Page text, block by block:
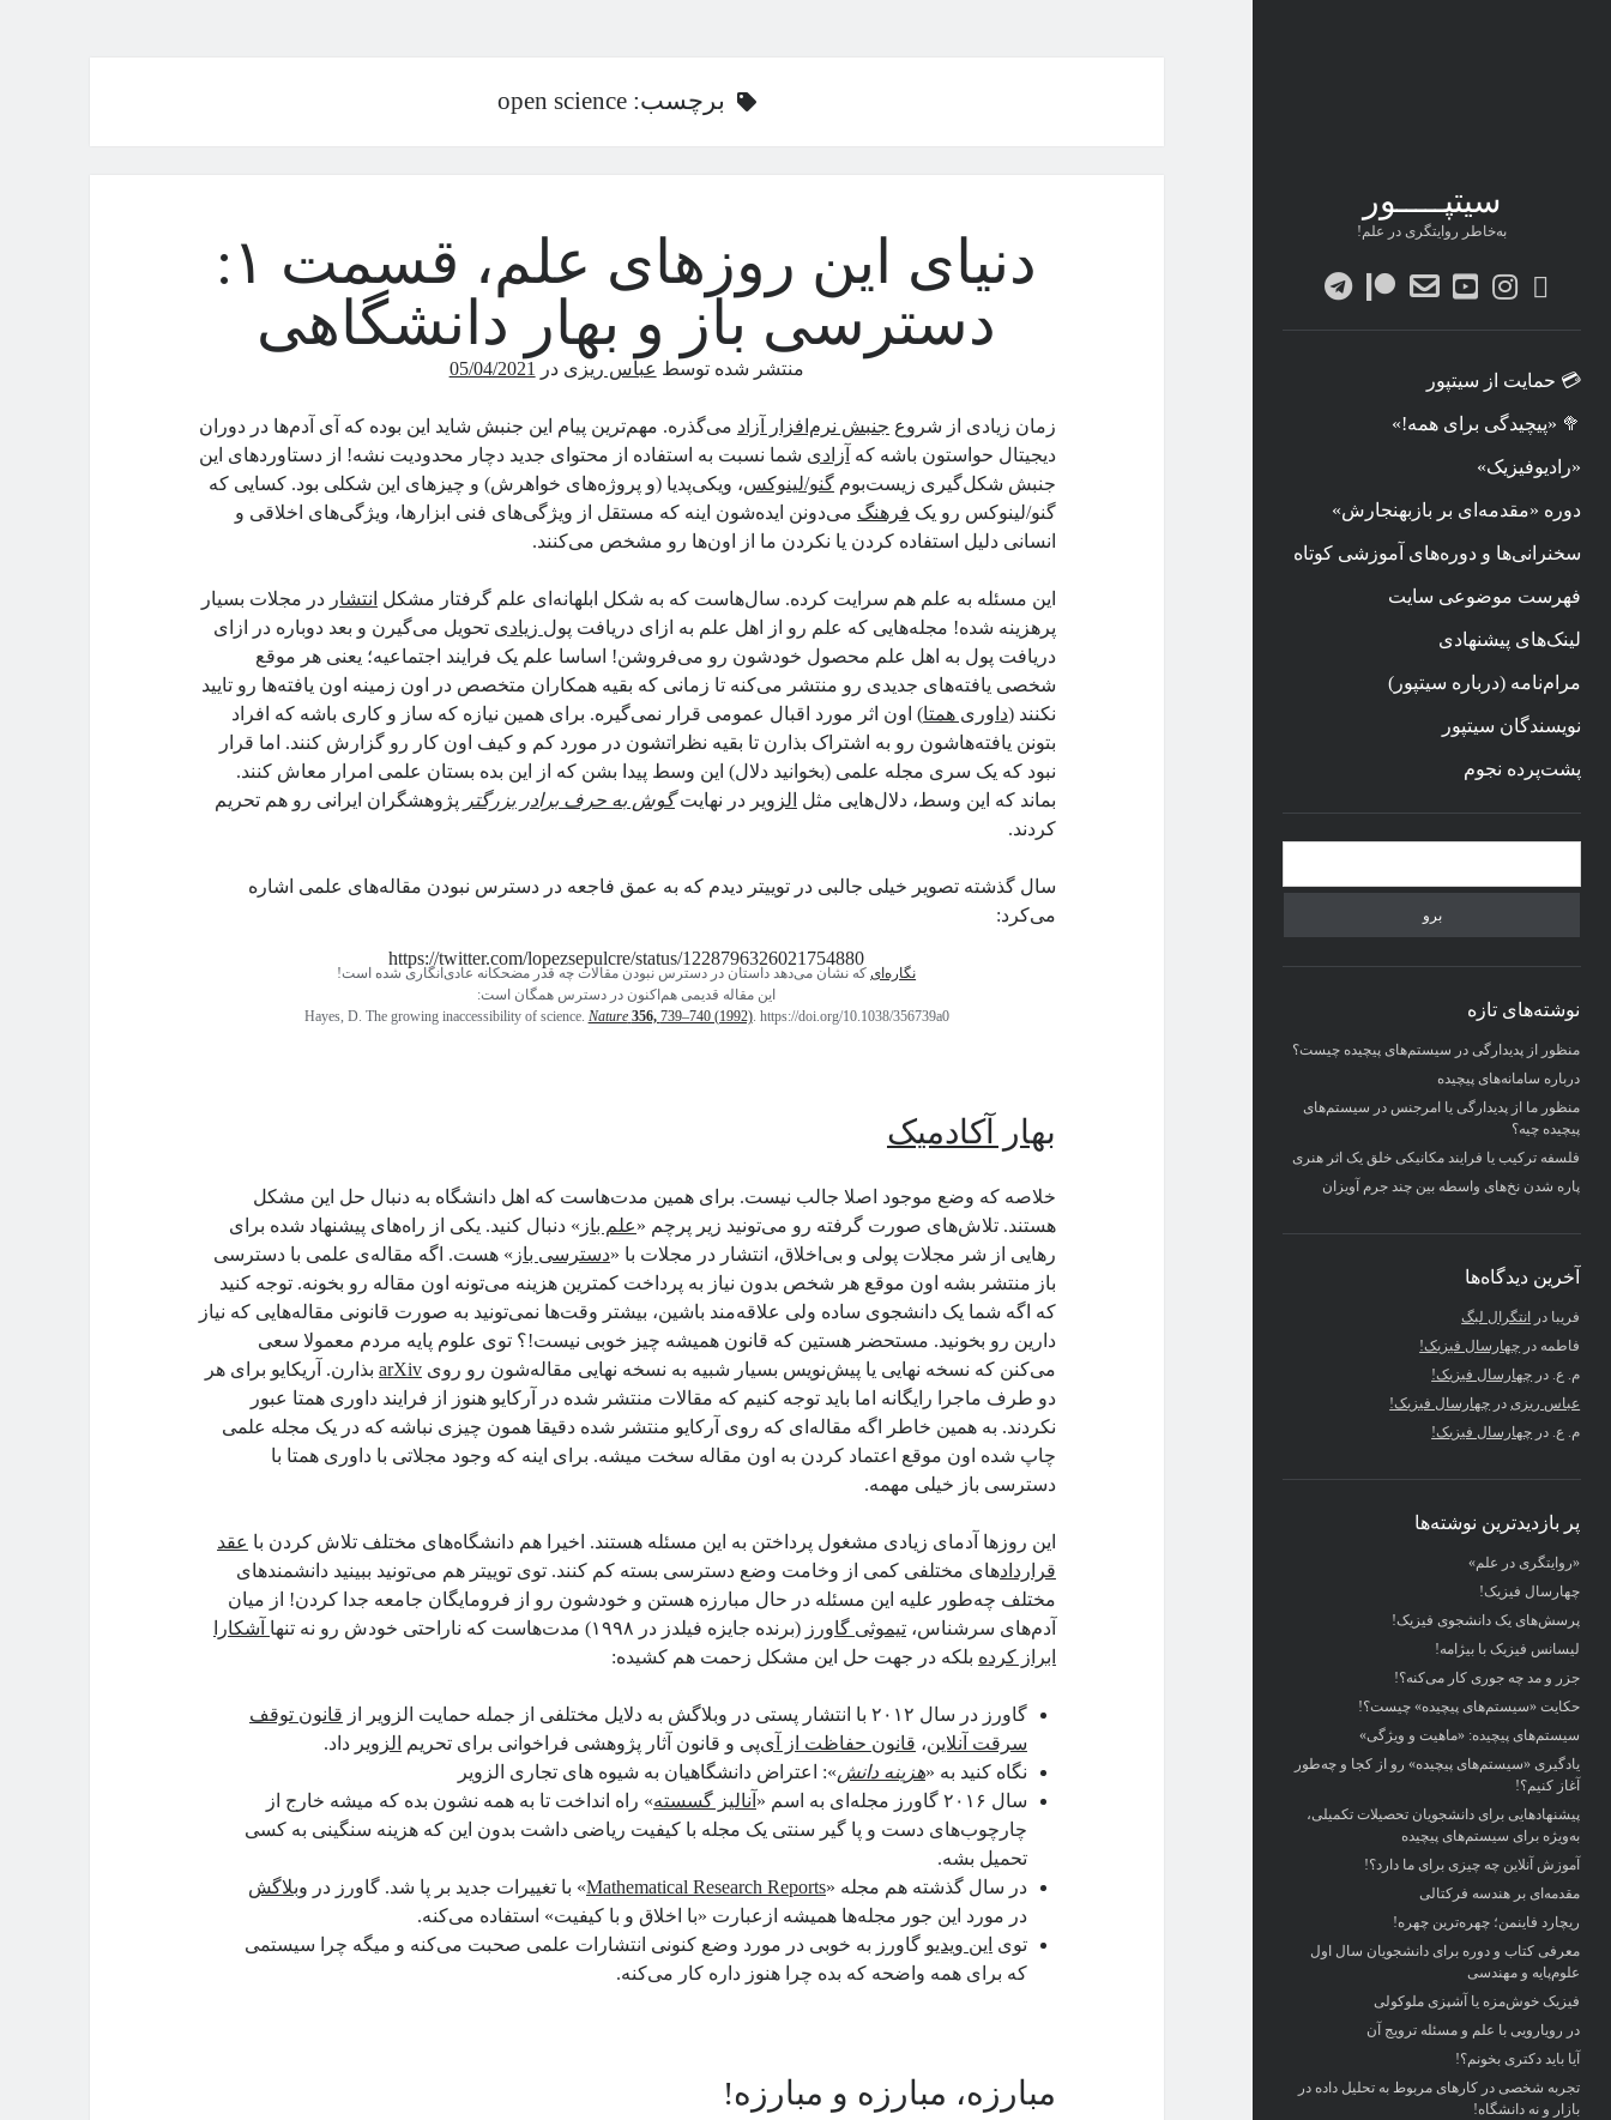
سیتپـــــور
به‌خاطر روایتگری در علم!
twitter
instagram
youtube
پستpatreon
telegram
💳 حمایت از سیتپور
🥦 «پیچیدگی برای همه!»
«رادیوفیزیک»
دوره «مقدمه‌ای بر بازبهنجارش»
سخنرانی‌ها و دوره‌های آموزشی کوتاه
فهرست موضوعی سایت
لینک‌های پیشنهادی
مرام‌نامه (درباره سیتپور)
نویسندگان سیتپور
پشت‌پرده نجوم
نوار
کناری
نوشته‌های تازه
منظور از پدیدارگی در سیستم‌های پیچیده چیست؟
درباره سامانه‌های پیچیده
منظور ما از پدیدارگی یا امرجنس در سیستم‌های
پیچیده چیه؟
فلسفه ترکیب یا فرایند مکانیکی خلق یک اثر هنری
پاره شدن نخ‌های واسطه بین چند جرم آویزان
آخرین دیدگاه‌ها
فریبا در
انتگرال لبگ
فاطمه در چهارسال فیزیک!
م. ع. در چهارسال فیزیک!
عباس ریزیدر چهارسال فیزیک!
م. ع. در چهارسال فیزیک!
پر بازدیدترین نوشته‌ها
«روایتگری در علم»
چهارسال فیزیک!
پرسش‌های یک دانشجوی فیزیک!
لیسانس فیزیک با بیژامه!
جزر و مد چه جوری کار می‌کنه؟!
حکایت «سیستم‌های پیچیده» چیست؟!
سیستم‌های پیچیده: «ماهیت و ویژگی‌»
یادگیری «سیستم‌های پیچیده» رو از کجا و چه‌طور
آغاز کنیم؟!
پیشنهادهایی برای دانشجویان تحصیلات تکمیلی،
به‌ویژه برای سیستم‌های پیچیده
آموزش آنلاین چه چیزی برای ما دارد؟!
مقدمه‌ای بر هندسه فرکتالی
ریچارد فاینمن؛ چهره‌ترین چهره!
معرفی کتاب و دوره برای دانشجویان سال اول
علوم‌پایه و مهندسی
فیزیک خوش‌مزه یا آشپزی ملوکولی
در رویارویی با علم و مسئله ترویج آن
آیا باید دکتری بخونم؟!
تجربه شخصی در کارهای مربوط به تحلیل داده در
بازار و نه دانشگاه!
برچسب:open science
دنیای این روزهای علم، قسمت ۱:
دسترسی باز و بهار دانشگاهی
منتشر شده توسط عباس ریزی در 05/04/2021
زمان زیادی از شروع جنبش نرم‌افزار آزاد می‌گذره. مهم‌ترین پیام این جنبش شاید این بوده که آی آدم‌ها در دوران
دیجیتال حواستون باشه که آزادی شما نسبت به استفاده از محتوای جدید دچار محدودیت نشه! از دستاوردهای این
جنبش شکل‌گیری زیست‌بومگنو/لینوکس، ویکی‌پدیا (و پروژه‌های خواهرش) و چیزهای این شکلی بود. کسایی که
گنو/لینوکس رو یک فرهنگ می‌دونن ایده‌شون اینه که مستقل از ویژگی‌های فنی ابزارها، ویژگی‌های اخلاقی و
انسانی دلیل استفاده کردن یا نکردن ما از اون‌ها رو مشخص می‌کنند.
این مسئله به علم هم سرایت کرده. سال‌هاست که به شکل ابلهانه‌ای علم گرفتار مشکل انتشار در مجلات بسیار
پرهزینه شده! مجله‌هایی که علم رو از اهل علم به ازای دریافت پول زیادی تحویل می‌گیرن و بعد دوباره در ازای
دریافت پول به اهل علم محصول خودشون رو می‌فروشن! اساسا علم یک فرایند اجتماعیه؛ یعنی هر موقع
شخصی یافته‌های جدیدی رو منتشر می‌کنه تا زمانی که بقیه همکاران متخصص در اون زمینه اون یافته‌ها رو تایید
نکنند (داوری همتا) اون اثر مورد اقبال عمومی قرار نمی‌گیره. برای همین نیازه که ساز و کاری باشه که افراد
بتونن یافته‌هاشون رو به اشتراک بذارن تا بقیه نظراتشون در مورد کم و کیف اون کار رو گزارش کنند. اما قرار
نبود که یک سری مجله علمی (بخوانید دلال) این وسط پیدا بشن که از این بده بستان علمی امرار معاش کنند.
بماند که این وسط، دلال‌هایی مثل الزویر در نهایتگوش به حرف برادر بزرگتر پژوهشگران ایرانی رو هم تحریم
کردند.
سال گذشته تصویر خیلی جالبی در توییتر دیدم که به عمق فاجعه در دسترس نبودن مقاله‌های علمی اشاره
می‌کرد:
https://twitter.com/lopezsepulcre/status/1228796326021754880
نگاره‌ایکه نشان می‌دهد داستان در دسترس‌ نبودن مقالات چه قدر مضحکانه عادی‌انگاری شده است!
این مقاله قدیمی هم‌اکنون در دسترس همگان است:
Hayes, D. The growing inaccessibility of science. Nature 356, 739–740 (1992). https://doi.org/10.1038/356739a0
بهار آکادمیک
خلاصه که وضع موجود اصلا جالب نیست. برای همین مدت‌هاست که اهل دانشگاه به دنبال حل این مشکل
هستند. تلاش‌های صورت گرفته رو می‌تونید زیر پرچم «علم باز » دنبال کنید. یکی از راه‌های پیشنهاد شده برای
رهایی از شر مجلات پولی و بی‌اخلاق، انتشار در مجلات با «دسترسی باز » هست. اگه مقاله‌ی علمی با دسترسی
باز منتشر بشه اون موقع هر شخص بدون نیاز به پرداخت کمترین هزینه می‌تونه اون مقاله رو بخونه. توجه کنید
که اگه شما یک دانشجوی ساده ولی علاقه‌مند باشین، بیشتر وقت‌ها نمی‌تونید به صورت قانونی مقاله‌هایی که نیاز
دارین رو بخونید. مستحضر هستین که قانون همیشه چیز خوبی نیست!؟ توی علوم پایه مردم معمولا سعی
می‌کنن که نسخه نهایی یا پیش‌نویس بسیار شبیه به نسخه نهایی مقاله‌شون رو رویarXiv بذارن. آریکایو برای هر
دو طرف ماجرا رایگانه اما باید توجه کنیم که مقالات منتشر شده در آرکایو هنوز از فرایند داوری همتا عبور
نکردند. به همین خاطر اگه مقاله‌ای که روی آرکایو منتشر شده دقیقا همون چیزی نباشه که در یک مجله علمی
چاپ شده اون موقع اعتماد کردن به اون مقاله سخت میشه. برای اینه که وجود مجلاتی با داوری همتا با
دسترسی باز خیلی مهمه.
این روزها آدمای زیادی مشغول پرداختن به این مسئله هستند. اخیرا هم دانشگاه‌های مختلف تلاش کردن با عقد
قراردادهای مختلفی کمی از وخامت وضع دسترسی بسته کم کنند. توی توییتر هم می‌تونید ببینید دانشمندهای
مختلف چه‌طور علیه این مسئله در حال مبارزه هستن و خودشون رو از فرومایگان جامعه جدا کردن! از میان
آدم‌های سرشناس،تیموثی گاورز (برنده جایزه فیلدز در ۱۹۹۸) مدت‌هاست که ناراحتی خودش رو نه تنها
آشکارا
ابراز کرده بلکه در جهت حل این مشکل زحمت هم کشیده:
گاورز در سال ۲۰۱۲ با انتشار پستی در وبلاگش به دلایل مختلفی از جمله حمایت الزویر از
قانون توقف
سرقت آنلاین، قانون حفاظت از آی‌پی و قانون آثار پژوهشی فراخوانی برای تحریم الزویر داد.
نگاه کنید به «هزینه دانش»: اعتراض دانشگاهیان به شیوه های تجاری الزویر
سال ۲۰۱۶ گاورز مجله‌ای به اسم «
آنالیز گسسته» راه انداخت تا به همه نشون بده که میشه خارج از
چارچوب‌های دست و پا گیر سنتی یک مجله با کیفیت ریاضی داشت بدون این که هزینه سنگینی به کسی
تحمیل بشه.
در سال گذشته هم مجله «Mathematical Research Reports» با تغییرات جدید بر پا شد. گاورز در وبلاگش
در مورد این جور مجله‌ها همیشه ازعبارت «با اخلاق و با کیفیت» استفاده می‌کنه.
توی این ویدیو گاورز به خوبی در مورد وضع کنونی انتشارات علمی صحبت می‌کنه و میگه چرا سیستمی
که برای همه واضحه که بده چرا هنوز داره کار می‌کنه.
مبارزه، مبارزه و مبارزه!